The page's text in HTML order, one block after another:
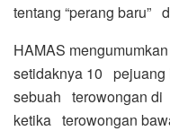
tentang “perang baru”
HAMAS
setidaknya 10 pejuang
sebuah terowongan
ketika terowongan